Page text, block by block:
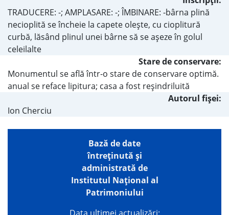
TRADUCERE: -; AMPLASARE: -; ÎMBINARE: -bârna plină
necioplită se încheie la capete olește, cu cioplitură
curbă, lăsând plinul unei bârne să se așeze în golul
celeilalte
Stare de conservare:
Monumentul se află într-o stare de conservare optimă.
anual se reface lipitura; casa a fost reșindriluită
Autorul fişei:
Ion Cherciu
Bază de date
întreţinută şi
administrată de
Institutul Național al
Patrimoniului